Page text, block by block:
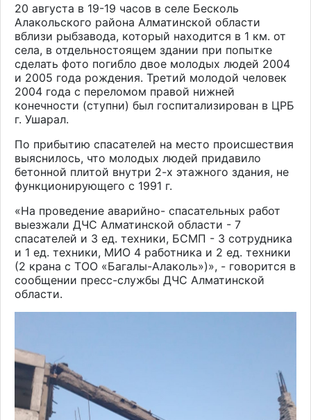
20 августа в 19-19 часов в селе Бесколь
Алакольского района Алматинской области
вблизи рыбзавода, который находится в 1 км. от
села, в отдельностоящем здании при попытке
сделать фото погибло двое молодых людей 2004
и 2005 года рождения. Третий молодой человек
2004 года с переломом правой нижней
конечности (ступни) был госпитализирован в ЦРБ
г. Ушарал.
По прибытию спасателей на место происшествия
выяснилось, что молодых людей придавило
бетонной плитой внутри 2-х этажного здания, не
функционирующего с 1991 г.
«На проведение аварийно- спасательных работ
выезжали ДЧС Алматинской области - 7
спасателей и 3 ед. техники, БСМП - 3 сотрудника
и 1 ед. техники, МИО 4 работника и 2 ед. техники
(2 крана с ТОО «Багалы-Алаколь»)», - говорится в
сообщении пресс-службы ДЧС Алматинской
области.